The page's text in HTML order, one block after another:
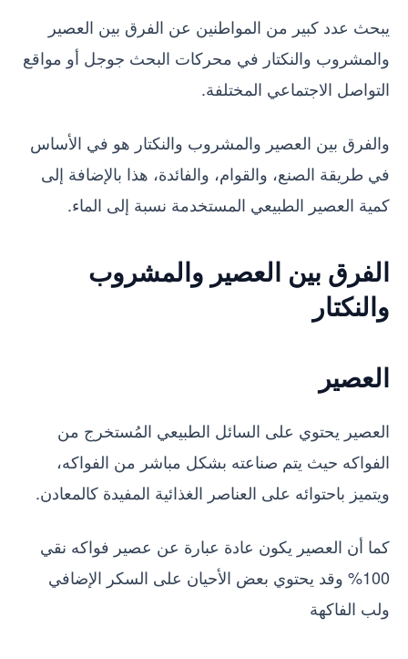
يبحث عدد كبير من المواطنين عن الفرق بين العصير
والمشروب والنكتار في محركات البحث جوجل أو مواقع
التواصل الاجتماعي المختلفة.
والفرق بين العصير والمشروب والنكتار هو في الأساس
في طريقة الصنع، والقوام، والفائدة، هذا بالإضافة إلى
كمية العصير الطبيعي المستخدمة نسبة إلى الماء.
الفرق بين العصير والمشروب
والنكتار
العصير
العصير يحتوي على السائل الطبيعي المُستخرج من
الفواكه حيث يتم صناعته بشكل مباشر من الفواكه،
ويتميز باحتوائه على العناصر الغذائية المفيدة كالمعادن.
كما أن العصير يكون عادة عبارة عن عصير فواكه نقي
100% وقد يحتوي بعض الأحيان على السكر الإضافي
ولب الفاكهة